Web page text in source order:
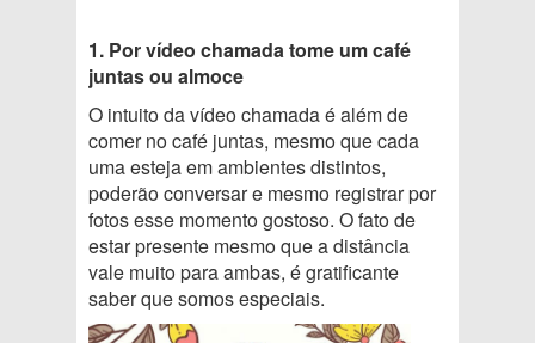
1. Por vídeo chamada tome um café
juntas ou almoce
O intuito da vídeo chamada é além de
comer no café juntas, mesmo que cada
uma esteja em ambientes distintos,
poderão conversar e mesmo registrar por
fotos esse momento gostoso. O fato de
estar presente mesmo que a distância
vale muito para ambas, é gratificante
saber que somos especiais.